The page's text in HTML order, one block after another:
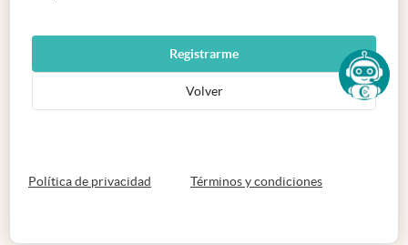
Registrarme
Volver
Política de privacidad abre en nueva pestaña
Términos y condicionesabre en nueva